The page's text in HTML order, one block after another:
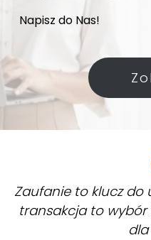
Napisz do Nas!
Zaufanie to klucz do
transakcja to